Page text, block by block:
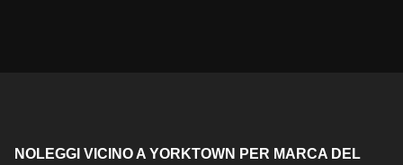
NOLEGGI VICINO A YORKTOWN PER MARCA DEL